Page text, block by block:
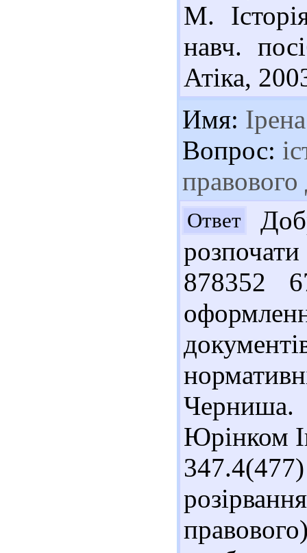
М.
навч.
Атіка,
Имя: Ірена
Вопрос:
правового
Ответ
878352
Юрінком